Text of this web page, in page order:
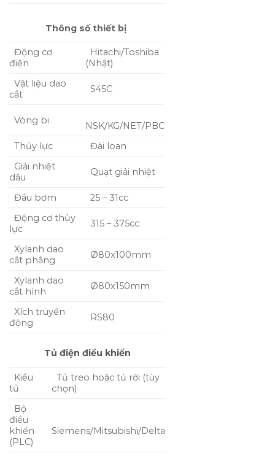
Thông số thiết bị
Động cơ
điện
Hitachi/Toshiba
(Nhật)
Vật liệu dao
cắt
S45C
Vòng bi
NSK/KG/NET/PBC
Thủy lực
Đài loan
Giải nhiệt
dầu
Quạt giải nhiệt
Đầu bơm
25 – 31cc
Động cơ thủy
lực
315 – 375cc
Xylanh dao
cắt phẳng
Ø80x100mm
Xylanh dao
cắt hình
Ø80x150mm
Xích truyền
động
RS80
Tủ điện điều khiển
Kiểu
tủ
Tủ treo hoặc tủ rời (tùy
chọn)
Bộ
điều
khiển
(PLC)
Siemens/Mitsubishi/Delta